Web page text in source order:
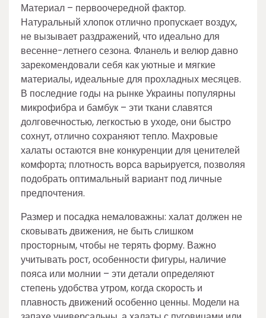
Материал – первоочередной фактор.
Натуральный хлопок отлично пропускает воздух,
не вызывает раздражений, что идеально для
весенне-летнего сезона. Фланель и велюр давно
зарекомендовали себя как уютные и мягкие
материалы, идеальные для прохладных месяцев.
В последние годы на рынке Украины популярны
микрофибра и бамбук – эти ткани славятся
долговечностью, легкостью в уходе, они быстро
сохнут, отлично сохраняют тепло. Махровые
халаты остаются вне конкуренции для ценителей
комфорта; плотность ворса варьируется, позволяя
подобрать оптимальный вариант под личные
предпочтения.
Размер и посадка немаловажны: халат должен не
сковывать движения, не быть слишком
просторным, чтобы не терять форму. Важно
учитывать рост, особенности фигуры, наличие
пояса или молнии – эти детали определяют
степень удобства утром, когда скорость и
плавность движений особенно ценны. Модели на